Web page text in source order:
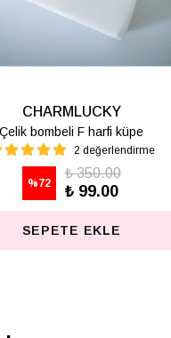
CHARMLUCKY
Çelik bombeli S harfi küpe
%72
₺ 350.00
₺ 99.00
SEPETE EKLE